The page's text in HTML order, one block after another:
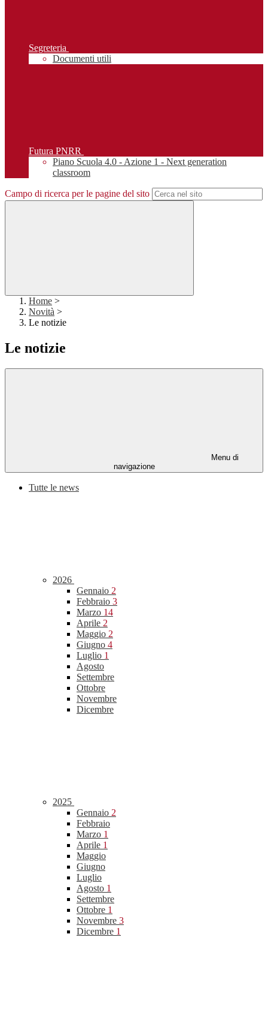
Segreteria
Documenti utili
Futura PNRR
Piano Scuola 4.0 - Azione 1 - Next generation
classroom
Campo di ricerca per le pagine del sito
Home >
Novità >
Le notizie
Le notizie
Menu di
navigazione
Tutte le news
2026
Gennaio 2
Febbraio 3
Marzo 14
Aprile 2
Maggio 2
Giugno 4
Luglio 1
Agosto
Settembre
Ottobre
Novembre
Dicembre
2025
Gennaio 2
Febbraio
Marzo 1
Aprile 1
Maggio
Giugno
Luglio
Agosto 1
Settembre
Ottobre 1
Novembre 3
Dicembre 1